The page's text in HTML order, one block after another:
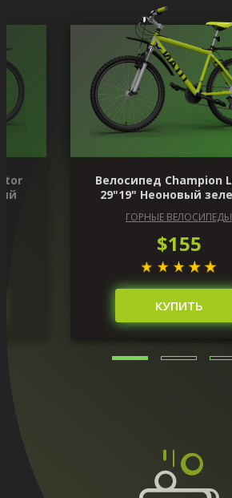
Велосипед Champion
29"19" Неоновый
ГОРНЫЕ ВЕЛОСИПЕДЫ
$155
КУПИТЬ